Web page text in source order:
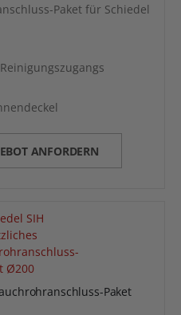
Paket für Schiedel
ANFORDERN
Paket